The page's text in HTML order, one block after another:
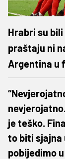
Hrabri su
praštaju ni
Argentina u
je teško.
to biti sjajna
pobijedimo